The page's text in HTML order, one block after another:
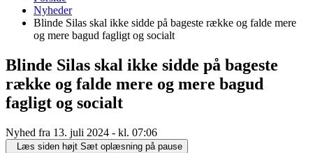
Nyheder
Blinde Silas skal ikke sidde på bageste række og falde mere
og mere bagud fagligt og socialt
Blinde Silas skal ikke sidde på bageste
række og falde mere og mere bagud
fagligt og socialt
Nyhed fra 13. juli 2024 - kl. 07:06
Læs siden højt Sæt oplæsning på pause